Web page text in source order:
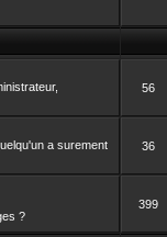
56
a surement
36
?
399